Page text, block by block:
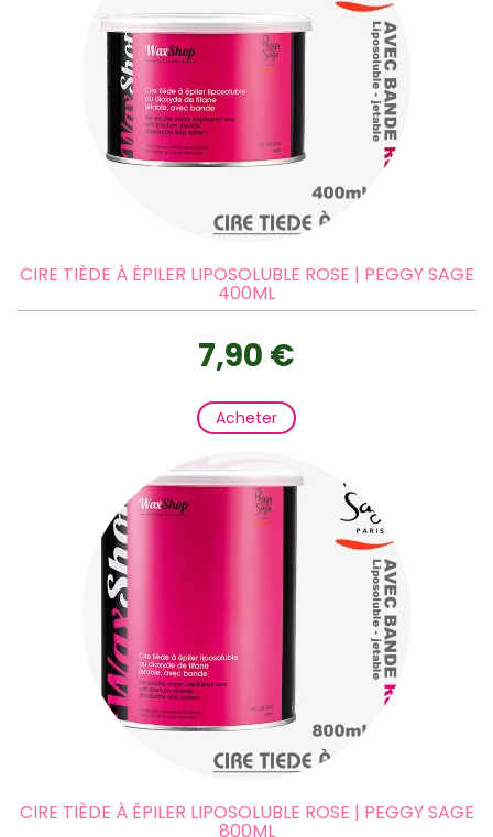
CIRE TIÈDE À ÉPILER LIPOSOLUBLE ROSE | PEGGY SAGE
400ML
7,90 €
Acheter
CIRE TIÈDE À ÉPILER LIPOSOLUBLE ROSE | PEGGY SAGE
800ML